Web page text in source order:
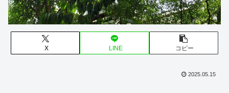
X LINE コピー
2025.05.15